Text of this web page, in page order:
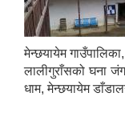
मेन्छयायेम
लालीगुराँसको घना
धाम, मेन्छयायेम